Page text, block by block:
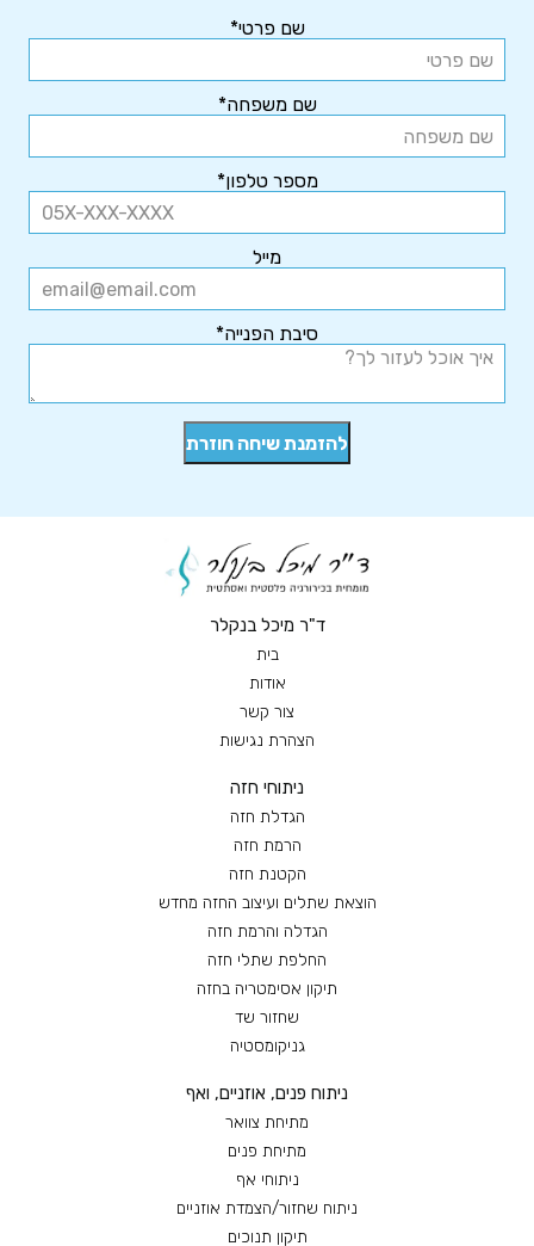
שם פרטי*
שם משפחה*
מספר טלפון*
מייל
סיבת הפנייה*
ד"ר מיכל בנקלר
בית
אודות
צור קשר
הצהרת נגישות
ניתוחי חזה
הגדלת חזה
הרמת חזה
הקטנת חזה
הוצאת שתלים ועיצוב החזה מחדש
הגדלה והרמת חזה
החלפת שתלי חזה
תיקון אסימטריה בחזה
שחזור שד
גניקומסטיה
ניתוח פנים, אוזניים, ואף
מתיחת צוואר
מתיחת פנים
ניתוחי אף
ניתוח שחזור/הצמדת אוזניים
תיקון תנוכים